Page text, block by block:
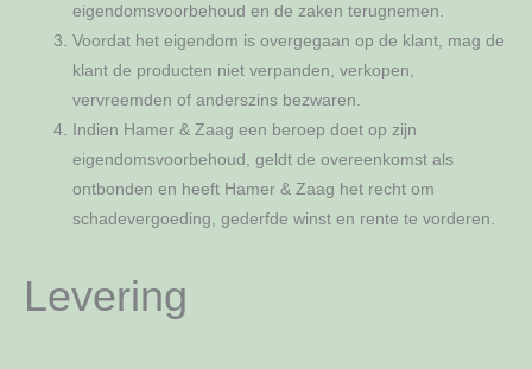
eigendomsvoorbehoud en de zaken terugnemen.
Voordat het eigendom is overgegaan op de klant, mag de
klant de producten niet verpanden, verkopen,
vervreemden of anderszins bezwaren.
Indien Hamer & Zaag een beroep doet op zijn
eigendomsvoorbehoud, geldt de overeenkomst als
ontbonden en heeft Hamer & Zaag het recht om
schadevergoeding, gederfde winst en rente te vorderen.
Levering